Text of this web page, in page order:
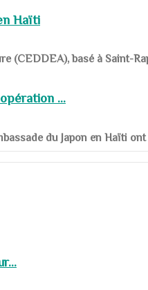
Haïti
basé à Saint-
...
du Japon en Haïti